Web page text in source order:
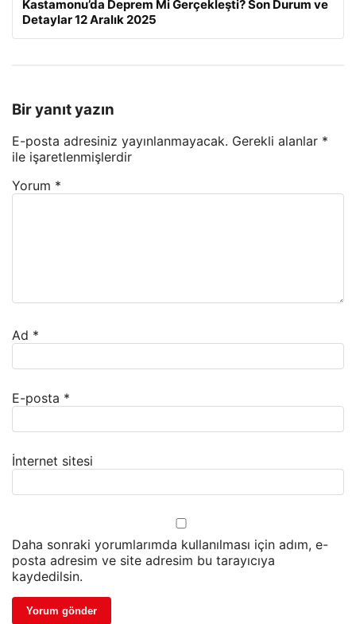
Kastamonu’da Deprem Mi Gerçekleşti? Son Durum ve
Detaylar 12 Aralık 2025
Bir yanıt yazın
E-posta adresiniz yayınlanmayacak. Gerekli alanlar *
ile işaretlenmişlerdir
Yorum *
Ad *
E-posta *
İnternet sitesi
Daha sonraki yorumlarımda kullanılması için adım, e-
posta adresim ve site adresim bu tarayıcıya
kaydedilsin.